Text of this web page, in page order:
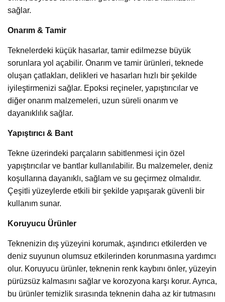
sağlar.
Onarım & Tamir
Teknelerdeki küçük hasarlar, tamir edilmezse büyük
sorunlara yol açabilir. Onarım ve tamir ürünleri, teknede
oluşan çatlakları, delikleri ve hasarları hızlı bir şekilde
iyileştirmenizi sağlar. Epoksi reçineler, yapıştırıcılar ve
diğer onarım malzemeleri, uzun süreli onarım ve
dayanıklılık sağlar.
Yapıştırıcı & Bant
Tekne üzerindeki parçaların sabitlenmesi için özel
yapıştırıcılar ve bantlar kullanılabilir. Bu malzemeler, deniz
koşullarına dayanıklı, sağlam ve su geçirmez olmalıdır.
Çeşitli yüzeylerde etkili bir şekilde yapışarak güvenli bir
kullanım sunar.
Koruyucu Ürünler
Teknenizin dış yüzeyini korumak, aşındırıcı etkilerden ve
deniz suyunun olumsuz etkilerinden korunmasına yardımcı
olur. Koruyucu ürünler, teknenin renk kaybını önler, yüzeyin
pürüzsüz kalmasını sağlar ve korozyona karşı korur. Ayrıca,
bu ürünler temizlik sırasında teknenin daha az kir tutmasını